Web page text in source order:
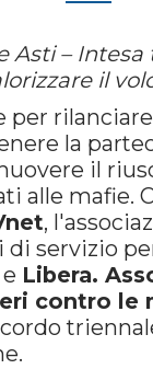
Asti –
il
per
la
il
alle mafie.
,
di servizio
Libera.
contro le